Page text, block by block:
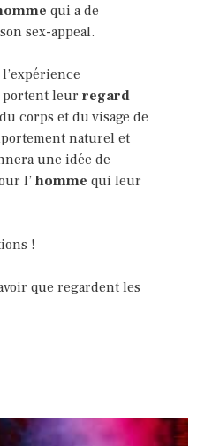
qui a de
sex-appeal.
portent leur regard
corps et du visage de
naturel et
une idée de
l’ homme qui leur
!
que regardent les